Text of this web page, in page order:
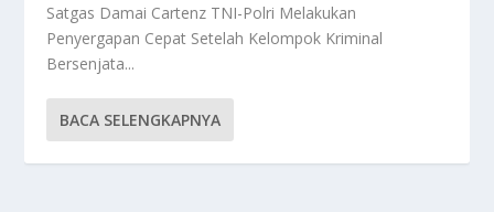
Satgas Damai Cartenz TNI-Polri Melakukan
Penyergapan Cepat Setelah Kelompok Kriminal
Bersenjata...
BACA SELENGKAPNYA